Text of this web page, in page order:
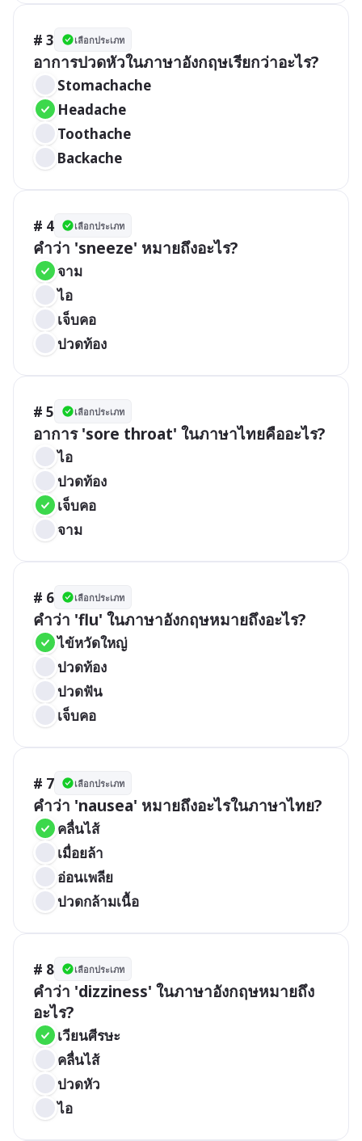
# 3 เลือกประเภท
อาการปวดหัวในภาษาอังกฤษเรียกว่าอะไร?
Stomachache
Headache
Toothache
Backache
# 4 เลือกประเภท
คำว่า 'sneeze' หมายถึงอะไร?
จาม
ไอ
เจ็บคอ
ปวดท้อง
# 5 เลือกประเภท
อาการ 'sore throat' ในภาษาไทยคืออะไร?
ไอ
ปวดท้อง
เจ็บคอ
จาม
# 6 เลือกประเภท
คำว่า 'flu' ในภาษาอังกฤษหมายถึงอะไร?
ไข้หวัดใหญ่
ปวดท้อง
ปวดฟัน
เจ็บคอ
# 7 เลือกประเภท
คำว่า 'nausea' หมายถึงอะไรในภาษาไทย?
คลื่นไส้
เมื่อยล้า
อ่อนเพลีย
ปวดกล้ามเนื้อ
# 8 เลือกประเภท
คำว่า 'dizziness' ในภาษาอังกฤษหมายถึง
อะไร?
เวียนศีรษะ
คลื่นไส้
ปวดหัว
ไอ